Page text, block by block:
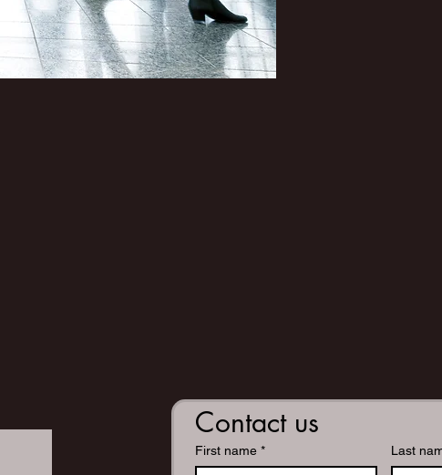
Contact us
First name * Last